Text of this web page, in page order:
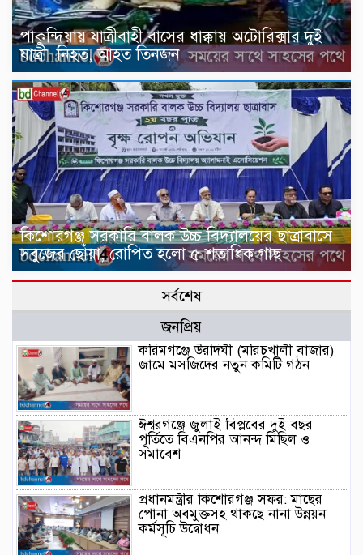
পাকুন্দিয়ায় যাত্রীবাহী বাসের ধাক্কায় অটোরিক্সার দুই
যাত্রী নিহত, আহত তিনজন
কিশোরগঞ্জ সরকারি বালক উচ্চ বিদ্যালয়ের ছাত্রাবাসে
সবুজের ছোঁয়া, রোপিত হলো ৫ শতাধিক গাছ
সর্বশেষ
জনপ্রিয়
করিমগঞ্জে উরদিঘী (মরিচখালী বাজার)
জামে মসজিদের নতুন কমিটি গঠন
ঈশ্বরগঞ্জে জুলাই বিপ্লবের দুই বছর
পূর্তিতে বিএনপির আনন্দ মিছিল ও
সমাবেশ
প্রধানমন্ত্রীর কিশোরগঞ্জ সফর: মাছের
পোনা অবমুক্তসহ থাকছে নানা উন্নয়ন
কর্মসূচি উদ্বোধন